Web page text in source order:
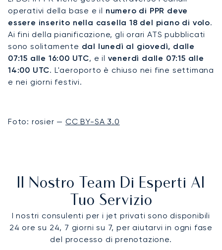
operativi della base e il numero di PPR deve
essere inserito nella casella 18 del piano di volo.
Ai fini della pianificazione, gli orari ATS pubblicati
sono solitamente dal lunedì al giovedì, dalle
07:15 alle 16:00 UTC, e il venerdì dalle 07:15 alle
14:00 UTC. L'aeroporto è chiuso nei fine settimana
e nei giorni festivi.
Foto: rosier —CC BY-SA 3.0
Il Nostro Team Di Esperti Al
Tuo Servizio
I nostri consulenti per i jet privati sono disponibili
24 ore su 24, 7 giorni su 7, per aiutarvi in ogni fase
del processo di prenotazione.